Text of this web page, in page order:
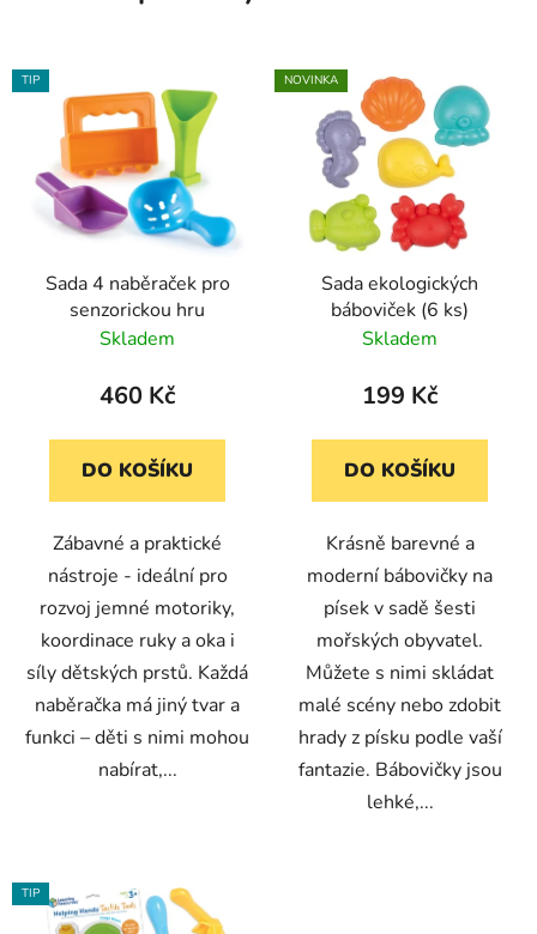
TIP
Sada 4 naběraček pro
senzorickou hru
Skladem
460 Kč
DO KOŠÍKU
Zábavné a praktické
nástroje - ideální pro
rozvoj jemné motoriky,
koordinace ruky a oka i
síly dětských prstů. Každá
naběračka má jiný tvar a
funkci – děti s nimi mohou
nabírat,...
NOVINKA
Sada ekologických
báboviček (6 ks)
Skladem
199 Kč
DO KOŠÍKU
Krásně barevné a
moderní bábovičky na
písek v sadě šesti
mořských obyvatel.
Můžete s nimi skládat
malé scény nebo zdobit
hrady z písku podle vaší
fantazie. Bábovičky jsou
lehké,...
TIP